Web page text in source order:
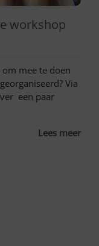
workshop
mee te doen
Via
een paar
Lees meer